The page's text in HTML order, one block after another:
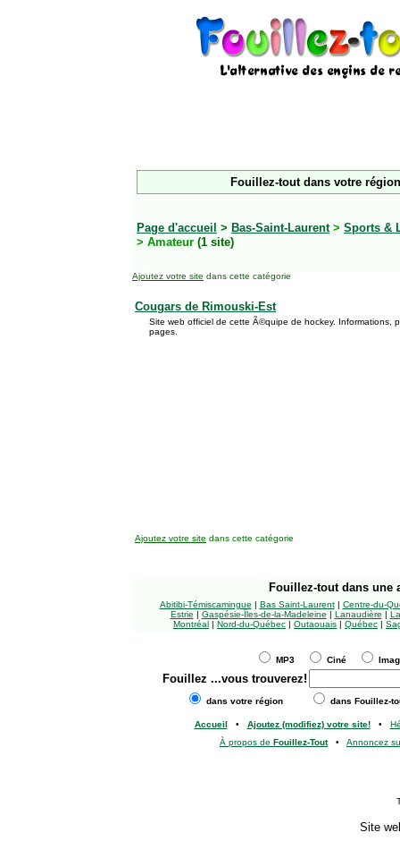
Fouillez-tout dans votre
Page d'accueil > Bas-Saint-Laurent > Sports &
> Amateur (1 site)
Ajoutez votre site dans cette catégorie
Cougars de Rimouski-Est
Site web officiel de cette Ã©quipe de hockey. Informations,
pages.
Ajoutez votre site dans cette catégorie
Fouillez-tout dans une
Abitibi-Témiscamingue | Bas Saint-Laurent| Centre-du-
Estrie | Gaspésie-Îles-de-la-Madeleine | Lanaudière |
Montréal | Nord-du-Québec | Outaouais | Québec |
MP3 Ciné
Fouillez ...vous trouverez!
dans votre région dans Fouillez-
Accueil • Ajoutez (modifiez) votre site!•
À propos de Fouillez-Tout• Annoncez
Site